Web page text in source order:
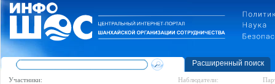
Расширенный поиск
Участники: Наблюдатели: